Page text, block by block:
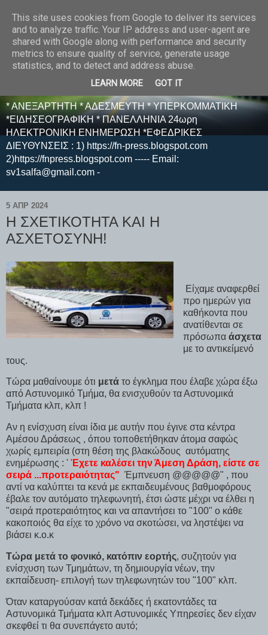
E F E N P R E S S -
ΗΛΕΚΤΡΟΝΙΚΗ
ΕΦΗΜΕΡΙΔΑ
* ΑΝΕΞΑΡΤΗΤΗ * ΑΔΕΣΜΕΥΤΗ * ΥΠΕΡΚΟΜΜΑΤΙΚΗ
*ΕΙΔΗΣΕΟΓΡΑΦΙΚΗ * ΠΑΝΕΛΛΗΝΙΑ 24ωρη
ΗΛΕΚΤΡΟΝΙΚΗ ΕΝΗΜΕΡΩΣΗ *ΕΦΕΔΡΙΚΕΣ
ΔΙΕΥΘΥΝΣΕΙΣ : 1) https://fn-press.blogspot.com
2)https://fnpress.blogspot.com ----- Email:
sv1salfa@gmail.com -
5 ΑΠΡ 2024
Η ΣΧΕΤΙΚΟΤΗΤΑ ΚΑΙ Η
ΑΣΧΕΤΟΣΥΝΗ!
Είχαμε αναφερθεί
προ ημερών για
καθήκοντα που
ανατίθενται σε
πρόσωπα άσχετα
με το αντικείμενό
τους.
Τώρα μαθαίνουμε ότι μετά το έγκλημα που έλαβε χώρα έξω
από Αστυνομικό Τμήμα, θα ενισχυθούν τα Αστυνομικά
Τμήματα κλπ, κλπ !
Αν η ενίσχυση είναι ίδια με αυτήν που έγινε στα κέντρα
Αμέσου Δράσεως , όπου τοποθετήθηκαν άτομα σαφώς
χωρίς εμπειρία (στη θέση της βλακώδους αυτόματης
ενημέρωσης : ' Έχετε καλέσει την Άμεση Δράση, είστε σε
σειρά ...προτεραιότητας" Έμπνευση @@@@@" , που
αντί να καλύπτει τα κενά με εκπαιδευμένους βαθμοφόρους
έβαλε τον αυτόματο τηλεφωνητή, έτσι ώστε μέχρι να έλθει η
"σειρά προτεραιότητος και να απαντήσει το "100" ο κάθε
κακοποιός θα είχε το χρόνο να σκοτώσει, να ληστέψει να
βιάσει κ.ο.κ
Τώρα μετά το φονικό, κατόπιν εορτής, συζητούν για
ενίσχυση των Τμημάτων, τη δημιουργία νέων, την
εκπαίδευση- επιλογή των τηλεφωνητών του "100" κλπ.
Όταν καταργούσαν κατά δεκάδες ή εκατοντάδες τα
Αστυνομικά Τμήματα κλπ Αστυνομικές Υπηρεσίες δεν είχαν
σκεφθεί τι θα συνεπάγετο αυτό;
This site uses cookies from Google to deliver its services
and to analyze traffic. Your IP address and user-agent are
shared with Google along with performance and security
metrics to ensure quality of service, generate usage
statistics, and to detect and address abuse.
LEARN MORE GOT IT